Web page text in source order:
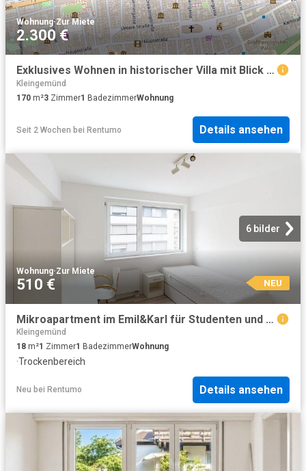
Wohnung·Zur Miete
2.300 €
Exklusives Wohnen in historischer Villa mit Blick über Heidelberg nach Westen
Kleingemünd
170 m²3 Zimmer1 BadezimmerWohnung
Seit 2 Wochen bei Rentumo Details ansehen
6 bilder
Wohnung·Zur Miete
510 € NEU
Mikroapartment im Emil&Karl für Studenten und Auszubildende
Kleingemünd
18 m²1 Zimmer1 BadezimmerWohnung
·Trockenbereich
Neu bei Rentumo Details ansehen